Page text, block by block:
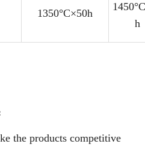
1350°C×50h
h
the products competitive